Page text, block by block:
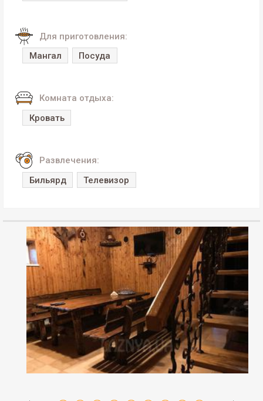
Для приготовления:
Мангал
Посуда
Комната отдыха:
Кровать
Развлечения:
Бильярд
Телевизор